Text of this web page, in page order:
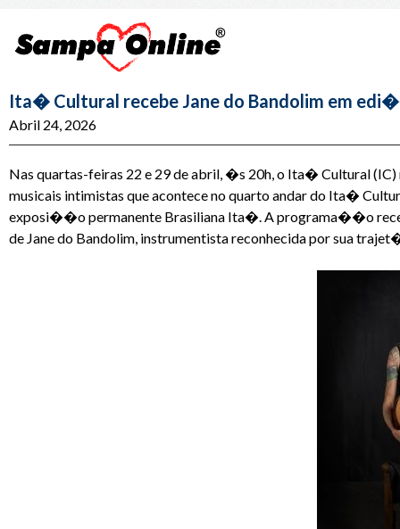
Ita� Cultural recebe Jane do Bandolim em
Abril 24, 2026
Nas quartas-feiras 22 e 29 de abril, �s 20h, o Ita� Cultural
musicais intimistas que acontece no quarto andar do Ita�
exposi��o permanente Brasiliana Ita�. A programa��o
de Jane do Bandolim, instrumentista reconhecida por sua